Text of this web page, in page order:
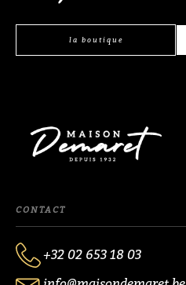
la boutique
CONTACT
+32 02 653 18 03